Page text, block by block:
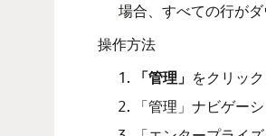
場合、すべての行がダ
操作方法
「管理」 をクリック
「管理」ナビゲー